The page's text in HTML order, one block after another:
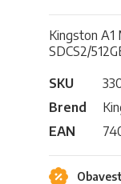
Kingston A1
SDCS2/
SKU
Brend
EAN